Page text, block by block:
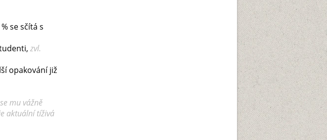
se sčítá s
zvl.
opakování již
mu vážně
aktuální tíživá